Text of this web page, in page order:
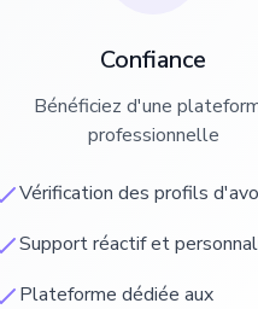
Confiance
Bénéficiez d'une
professionnelle
Vérification des profils
Support réactif et
Plateforme dédiée aux